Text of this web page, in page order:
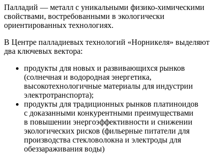
Палладий — металл с уникальными физико-химическими
свойствами, востребованными в экологически
ориентированных технологиях.
В Центре палладиевых технологий «Норникеля» выделяют
два ключевых вектора:
продукты для новых и развивающихся рынков
(солнечная и водородная энергетика,
высокотехнологичные материалы для индустрии
электротранспорта);
продукты для традиционных рынков платиноидов
с доказанными конкурентными преимуществами
в повышении энергоэффективности и снижении
экологических рисков (фильерные питатели для
производства стекловолокна и электроды для
обеззараживания воды)